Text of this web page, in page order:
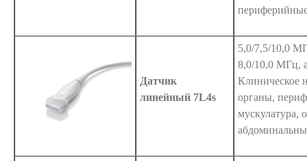
Датчик
линейный 7L4s
5,0/7,5/10,0
8,0/10,0 МГц,
Клиническое
органы,
мускулатура,